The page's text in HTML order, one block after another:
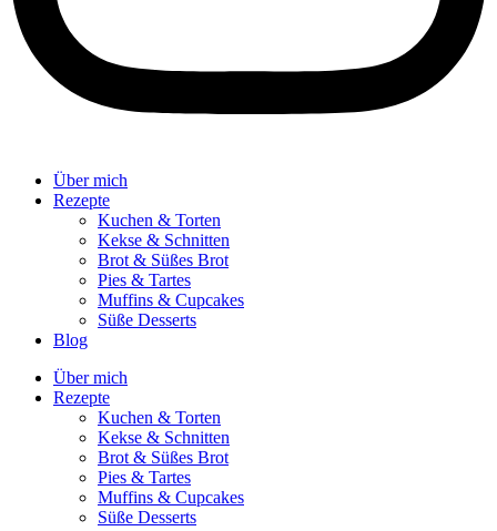
Über mich
Rezepte
Kuchen & Torten
Kekse & Schnitten
Brot & Süßes Brot
Pies & Tartes
Muffins & Cupcakes
Süße Desserts
Blog
Über mich
Rezepte
Kuchen & Torten
Kekse & Schnitten
Brot & Süßes Brot
Pies & Tartes
Muffins & Cupcakes
Süße Desserts